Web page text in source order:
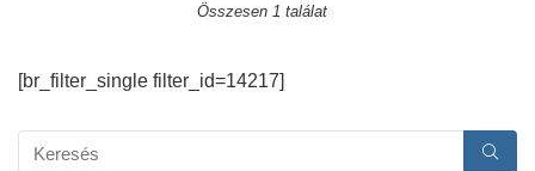
Összesen 1 találat
[br_filter_single filter_id=14217]